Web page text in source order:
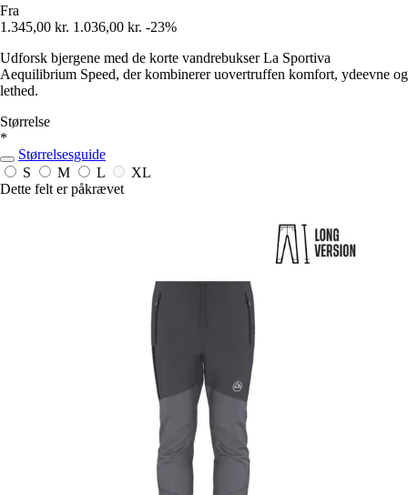
Fra
1.345,00 kr. 1.036,00 kr. -23%
Udforsk bjergene med de korte vandrebukser La Sportiva
Aequilibrium Speed, der kombinerer uovertruffen komfort, ydeevne og
lethed.
Størrelse
*
Størrelsesguide
S
M L
XL
Dette felt er påkrævet